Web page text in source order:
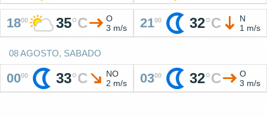
1800 35°C
O
3 m/s
2100 32°C
N
1 m/s
08 AGOSTO, SABADO
0000 33°C
NO
2 m/s
0300 32°C
O
3 m/s